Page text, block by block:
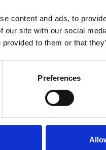
content and ads, to
our site with our social
provided to them or that
Preferences
binnen gemeenten en GGD